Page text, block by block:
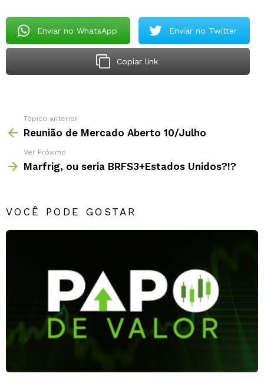
Enviar no WhatsApp Enviar no Twitter
Copiar link
Tópico anterior
Reunião de Mercado Aberto 10/Julho
Ver Próximo
Marfrig, ou seria BRFS3+Estados Unidos?!?
VOCÊ PODE GOSTAR